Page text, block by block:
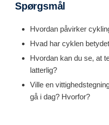
Spørgsmål
Hvordan påvirker
Hvad har cyklen
Hvordan kan du se, at
latterlig?
Ville en
gå i dag? Hvorfor?